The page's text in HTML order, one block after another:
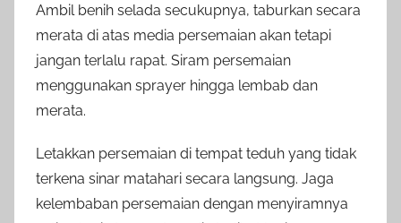
Ambil benih selada secukupnya, taburkan secara
merata di atas media persemaian akan tetapi
jangan terlalu rapat. Siram persemaian
menggunakan sprayer hingga lembab dan
merata.
Letakkan persemaian di tempat teduh yang tidak
terkena sinar matahari secara langsung. Jaga
kelembaban persemaian dengan menyiramnya